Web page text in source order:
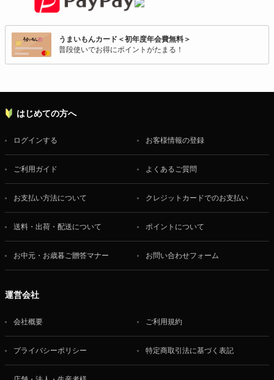
うまいもんカード＜初年度年会費無料＞
普段使いでお得にポイントがたまる！
はじめての方へ
ログインする お客様情報の登録
ご利用ガイド よくあるご質問
お支払い方法について クレジットカードでのお支払い
送料・出荷・配送について ポイントについて
お中元・お歳暮ご贈答マナー お問い合わせフォーム
運営会社
会社概要 ご利用規約
プライバシーポリシー 特定商取引法に基づく表記